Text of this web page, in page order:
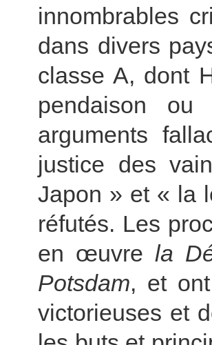
innombrables
dans divers
classe A, dont
pendaison ou
arguments
justice des
Japon » et « la
réfutés. Les
en œuvre la
Potsdam, et
victorieuses et